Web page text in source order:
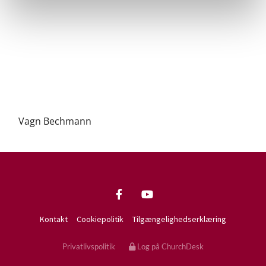
Vagn Bechmann
Kontakt Cookiepolitik Tilgængelighedserklæring
Privatlivspolitik Log på ChurchDesk